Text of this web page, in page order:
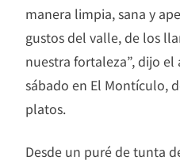
manera limpia, sana y
gustos del valle, de los
nuestra fortaleza”, dijo el
sábado en El Montículo,
platos.
Desde un puré de tunta